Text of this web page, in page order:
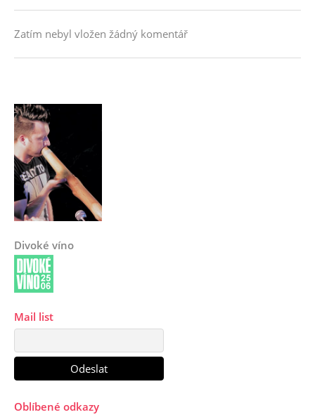
Zatím nebyl vložen žádný komentář
Divoké víno
Mail list
Oblíbené odkazy